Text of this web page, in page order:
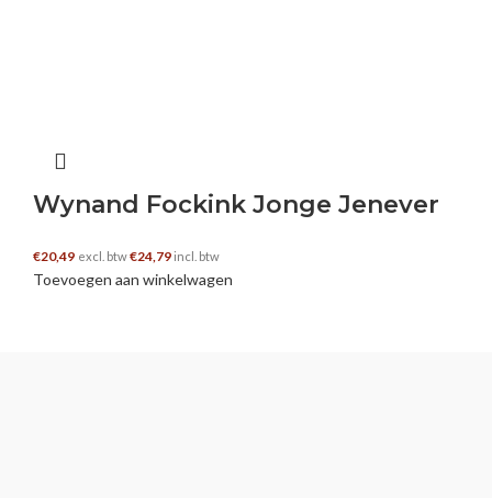
Wynand Fockink Jonge Jenever
€20,49 excl. btw€24,79 incl. btw
Toevoegen aan winkelwagen